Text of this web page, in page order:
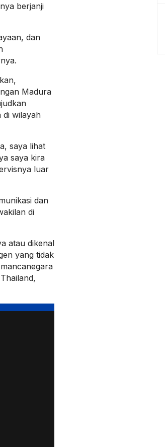
berjanji
dan
Madura
di wilayah
saya lihat
saya kira
luar
dan
di
atau dikenal
yang tidak